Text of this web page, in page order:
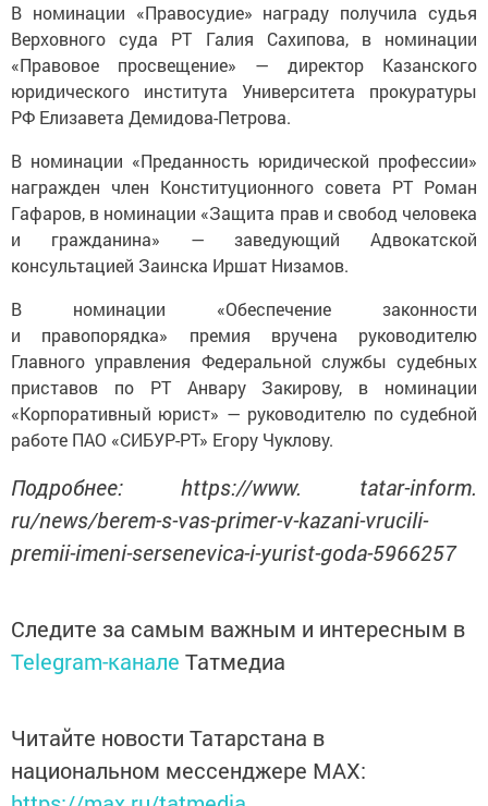
В номинации «Правосудие» награду получила судья
Верховного суда РТ Галия Сахипова, в номинации
«Правовое просвещение» — директор Казанского
юридического института Университета прокуратуры
РФ Елизавета Демидова-Петрова.
В номинации «Преданность юридической профессии»
награжден член Конституционного совета РТ Роман
Гафаров, в номинации «Защита прав и свобод человека
и гражданина» — заведующий Адвокатской
консультацией Заинска Иршат Низамов.
В номинации «Обеспечение законности
и правопорядка» премия вручена руководителю
Главного управления Федеральной службы судебных
приставов по РТ Анвару Закирову, в номинации
«Корпоративный юрист» — руководителю по судебной
работе ПАО «СИБУР-РТ» Егору Чуклову.
Подробнее: https://www. tatar-inform.
ru/news/berem-s-vas-primer-v-kazani-vrucili-
premii-imeni-sersenevica-i-yurist-goda-5966257
Следите за самым важным и интересным в
Telegram-канале Татмедиа
Читайте новости Татарстана в
национальном мессенджере MАХ: